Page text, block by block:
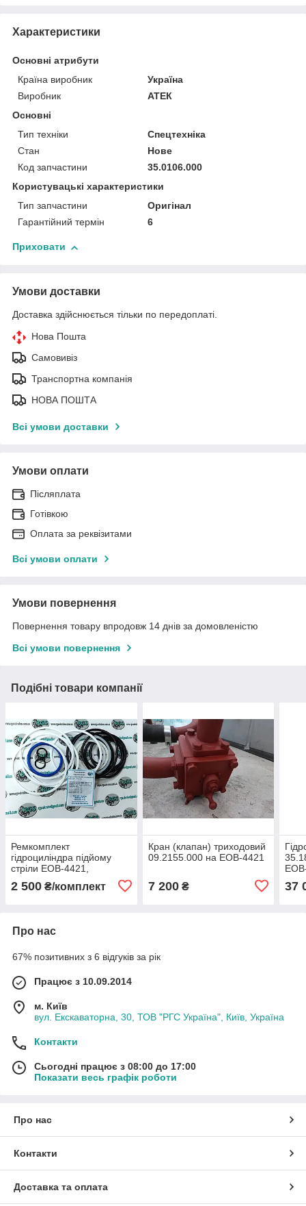
Характеристики
Основні атрибути
Країна виробник
Україна
Виробник
АТЕК
Основні
Тип техніки
Спецтехніка
Стан
Нове
Код запчастини
35.0106.000
Користувацькi характеристики
Тип запчастини
Оригінал
Гарантійний термін
6
Приховати
Умови доставки
Доставка здійснюється тільки по передоплаті.
Нова Пошта
Самовивіз
Транспортна компанія
НОВА ПОШТА
Всі умови доставки
Умови оплати
Післяплата
Готівкою
Оплата за реквізитами
Всі умови оплати
Умови повернення
Повернення товару впродовж 14 днів за домовленістю
Всі умови повернення
Подібні товари компанії
Ремкомплект
гідроциліндра підйому
стріли ЕОВ-4421,
2 500 ₴/комплект
Кран (клапан) триходовий
09.2155.000 на ЕОВ-4421
7 200₴ 37
Про нас
67% позитивних з 6 відгуків за рік
Працює з 10.09.2014
м. Київ
вул. Екскаваторна, 30, ТОВ "РГС Україна", Київ, Україна
Контакти
Сьогодні працює з 08:00 до 17:00
Показати весь графік роботи
Про нас
Контакти
Доставка та оплата